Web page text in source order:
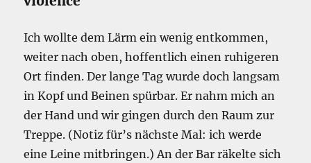
Ich wollte dem Lärm ein wenig entkommen,
weiter nach oben, hoffentlich einen ruhigeren
Ort finden. Der lange Tag wurde doch langsam
in Kopf und Beinen spürbar. Er nahm mich an
der Hand und wir gingen durch den Raum zur
Treppe. (Notiz für’s nächste Mal: ich werde
eine Leine mitbringen.) An der Bar räkelte sich